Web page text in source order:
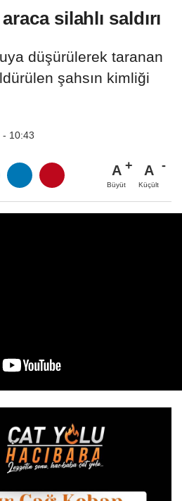
silahlı saldırı
düşürülerek taranan
şahsın kimliği
- 10:43
A
Büyüt
A
Küçült